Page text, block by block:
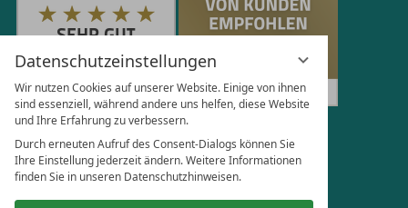
Datenschutzeinstellungen
Wir nutzen Cookies auf unserer Website. Einige von ihnen
sind essenziell, während andere uns helfen, diese Website
und Ihre Erfahrung zu verbessern.
Durch erneuten Aufruf des Consent-Dialogs können Sie
Ihre Einstellung jederzeit ändern. Weitere Informationen
finden Sie in unseren Datenschutzhinweisen.